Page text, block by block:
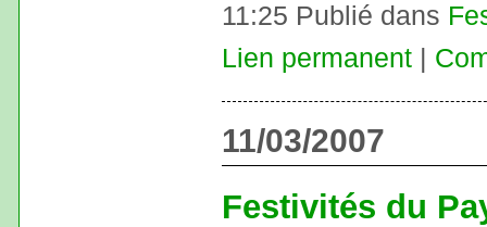
11:25 Publié dans
Lien permanent
11/03/2007
Festivités du